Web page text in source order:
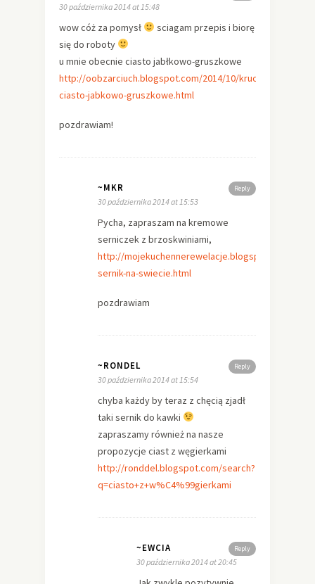
30 października 2014 at 15:48
wow cóż za pomysł
sciagam przepis i biorę
się do roboty
u mnie obecnie ciasto jabłkowo-gruszkowe
http://oobzarciuch.blogspot.com/2014/10/kruche-
ciasto-jabkowo-gruszkowe.html
pozdrawiam!
Reply
~MKR
30 października 2014 at 15:53
Pycha, zapraszam na kremowe
serniczek z brzoskwiniami,
http://mojekuchennerewelacje.blogspot.com/
sernik-na-swiecie.html
pozdrawiam
Reply
~RONDEL
30 października 2014 at 15:54
chyba każdy by teraz z chęcią zjadł
taki sernik do kawki
zapraszamy również na nasze
propozycje ciast z węgierkami
http://ronddel.blogspot.com/search?
q=ciasto+z+w%C4%99gierkami
Reply
~EWCIA
30 października 2014 at 20:45